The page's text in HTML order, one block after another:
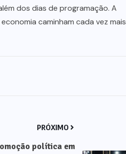
dos dias de programação. A
caminham cada vez mais
PRÓXIMO
política em